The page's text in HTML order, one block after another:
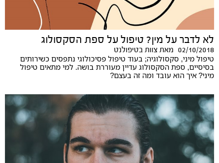
לא לדבר על מין? טיפול על ספת הסקסולוג
02/10/2018 מאת צוות בטיפולנט
טיפול מיני, סקסולוגיה; בעוד טיפול פסיכולוגי נתפסים כשירותים
בסיסיים, ספת הסקסולוג עדיין מעוררת בושה. למי מתאים טיפול
מיני? איך הוא עובד ומה זה בעצם?